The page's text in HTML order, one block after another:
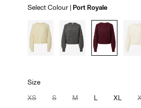
Select Colour Port Royale
Size
XS
S M L XL